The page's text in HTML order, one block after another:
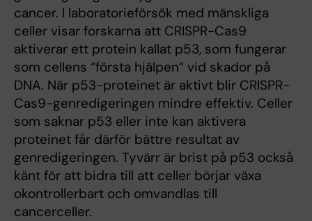
cancer. I laboratorieförsök med mänskliga
celler visar forskarna att CRISPR-Cas9
aktiverar ett protein kallat p53, som fungerar
som cellens “första hjälpen” vid skador på
DNA. När p53-proteinet är aktivt blir CRISPR-
Cas9-genredigeringen mindre effektiv. Celler
som saknar p53 eller inte kan aktivera
proteinet får därför bättre resultat av
genredigeringen. Tyvärr är brist på p53 också
känt för att bidra till att celler börjar växa
okontrollerbart och omvandlas till
cancerceller.